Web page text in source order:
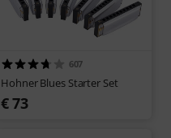
607
Hohner Blues Starter Set
€ 73